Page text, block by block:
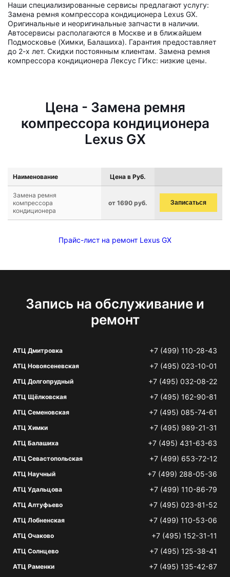
Наши специализированные сервисы предлагают услугу:
Замена ремня компрессора кондиционера Lexus GX.
Оригинальные и неоригинальные запчасти в наличии.
Автосервисы располагаются в Москве и в ближайшем
Подмосковье (Химки, Балашиха). Гарантия предоставляет
до 2-х лет. Скидки постоянным клиентам. Замена ремня
компрессора кондиционера Лексус ГИкс: низкие цены.
Цена - Замена ремня
компрессора кондиционера
Lexus GX
Наименование Цена в Руб.
Замена ремня
компрессора
кондиционера
от 1690 руб. Записаться
Прайс-лист на ремонт Lexus GX
Запись на обслуживание и
ремонт
АТЦ Дмитровка +7 (499) 110-28-43
АТЦ Новоясеневская +7 (495) 023-10-01
АТЦ Долгопрудный +7 (495) 032-08-22
АТЦ Щёлковская +7 (495) 162-90-81
АТЦ Семеновская +7 (495) 085-74-61
АТЦ Химки +7 (495) 989-21-31
АТЦ Балашиха +7 (495) 431-63-63
АТЦ Севастопольская +7 (499) 653-72-12
АТЦ Научный +7 (499) 288-05-36
АТЦ Удальцова +7 (499) 110-86-79
АТЦ Алтуфьево +7 (495) 023-81-52
АТЦ Лобненская +7 (499) 110-53-06
АТЦ Очаково +7 (495) 152-31-11
АТЦ Солнцево +7 (495) 125-38-41
АТЦ Раменки +7 (495) 135-42-87